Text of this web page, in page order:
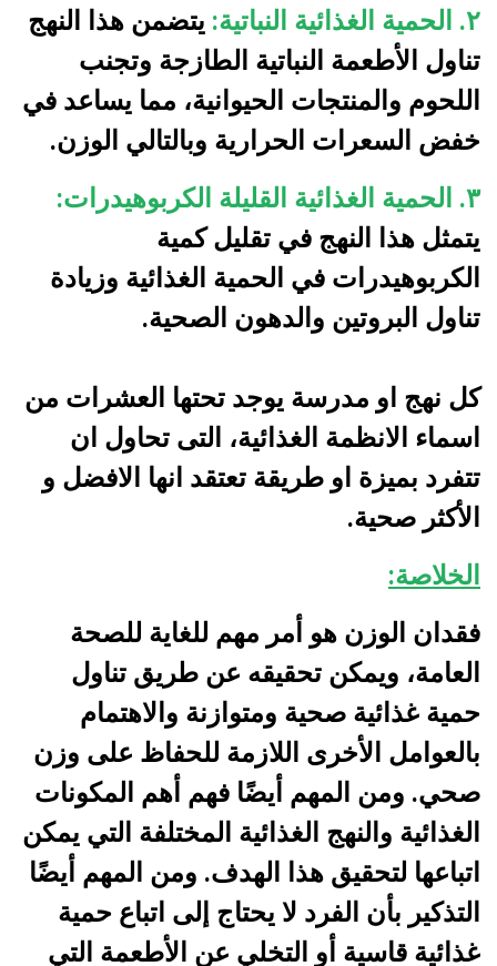
٢. الحمية الغذائية النباتية:
يتضمن هذا النهج
تناول الأطعمة النباتية الطازجة وتجنب
اللحوم والمنتجات الحيوانية، مما يساعد في
خفض السعرات الحرارية وبالتالي الوزن.
٣.
الحمية الغذائية القليلة الكربوهيدرات:
يتمثل هذا النهج في تقليل كمية
الكربوهيدرات في الحمية الغذائية وزيادة
تناول البروتين والدهون الصحية.
كل نهج او مدرسة يوجد تحتها العشرات من
اسماء الانظمة الغذائية، التى تحاول ان
تتفرد بميزة او طريقة تعتقد انها الافضل و
الأكثر صحية.
الخلاصة:
فقدان الوزن هو أمر مهم للغاية للصحة
العامة، ويمكن تحقيقه عن طريق تناول
حمية غذائية صحية ومتوازنة والاهتمام
بالعوامل الأخرى اللازمة للحفاظ على وزن
صحي. ومن المهم أيضًا فهم أهم المكونات
الغذائية والنهج الغذائية المختلفة التي يمكن
اتباعها لتحقيق هذا الهدف. ومن المهم أيضًا
التذكير بأن الفرد لا يحتاج إلى اتباع حمية
غذائية قاسية أو التخلي عن الأطعمة التي